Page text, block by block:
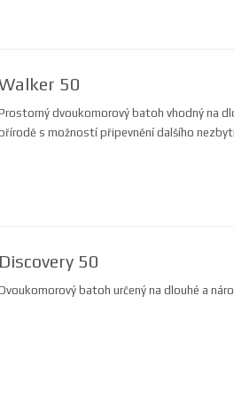
50
dvoukomorový batoh vhodný na
s možností připevnění dalšího
50
batoh určený na dlouhé a